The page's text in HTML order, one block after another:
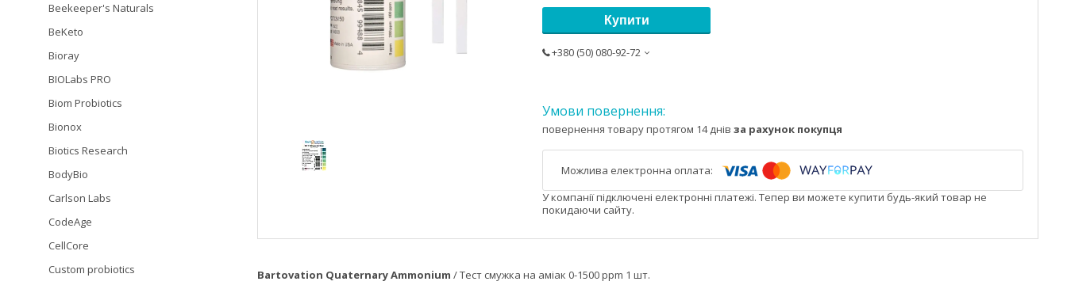
Купити
+380 (50) 080-92-72
повернення товару протягом 14 днів за рахунок покупця
У компанії підключені електронні платежі. Тепер ви можете купити будь-який товар не
покидаючи сайту.
Bartovation Quaternary Ammonium / Тест смужка на аміак 0-1500 ppm 1 шт.
Beekeeper's Naturals
BeKeto
Bioray
BIOLabs PRO
Biom Probiotics
Bionox
Biotics Research
BodyBio
Carlson Labs
CodeAge
CellCore
Custom probiotics